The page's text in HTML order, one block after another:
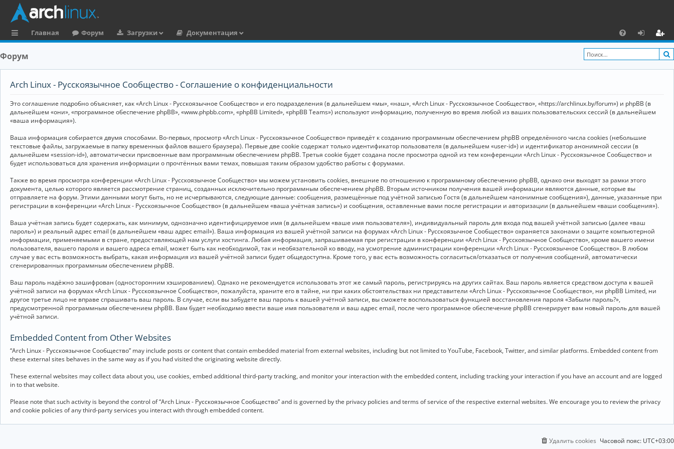
ы
и
Главная Форум Загрузки
Документация
F
A
х
о
ег
и
Форум
Arch Linux - Русскоязычное Сообщество - Соглашение о конфиденциальности
Это соглашение подробно объясняет, как «Arch Linux - Русскоязычное Сообщество» и его подразделения (в дальнейшем «мы», «наш», «Arch Linux - Русскоязычное Сообщество», «https://archlinux.by/forum») и phpBB (в
дальнейшем «они», «программное обеспечение phpBB», «www.phpbb.com», «phpBB Limited», «phpBB Teams») используют информацию, полученную во время любой из ваших пользовательских сессий (в дальнейшем
«ваша информация»).
Ваша информация собирается двумя способами. Во-первых, просмотр «Arch Linux - Русскоязычное Сообщество» приведёт к созданию программным обеспечением phpBB определённого числа cookies (небольшие
текстовые файлы, загружаемые в папку временных файлов вашего браузера). Первые две cookie содержат только идентификатор пользователя (в дальнейшем «user-id») и идентификатор анонимной сессии (в
дальнейшем «session-id»), автоматически присвоенные вам программным обеспечением phpBB. Третья cookie будет создана после просмотра одной из тем конференции «Arch Linux - Русскоязычное Сообщество» и
будет использоваться для хранения информации о прочтённых вами темах, повышая таким образом удобство работы с форумами.
Также во время просмотра конференции «Arch Linux - Русскоязычное Сообщество» мы можем установить cookies, внешние по отношению к программному обеспечению phpBB, однако они выходят за рамки этого
документа, целью которого является рассмотрение страниц, созданных исключительно программным обеспечением phpBB. Вторым источником получения вашей информации являются данные, которые вы
отправляете на форум. Этими данными могут быть, но не исчерпываются, следующие данные: сообщения, размещённые под учётной записью Гостя (в дальнейшем «анонимные сообщения»), данные, указанные при
регистрации в конференции «Arch Linux - Русскоязычное Сообщество» (в дальнейшем «ваша учётная запись») и сообщения, оставленные вами после регистрации и авторизации (в дальнейшем «ваши сообщения»).
Ваша учётная запись будет содержать, как минимум, однозначно идентифицируемое имя (в дальнейшем «ваше имя пользователя»), индивидуальный пароль для входа под вашей учётной записью (далее «ваш
пароль») и реальный адрес email (в дальнейшем «ваш адрес email»). Ваша информация из вашей учётной записи на форумах «Arch Linux - Русскоязычное Сообщество» охраняется законами о защите компьютерной
информации, применяемыми в стране, предоставляющей нам услуги хостинга. Любая информация, запрашиваемая при регистрации в конференции «Arch Linux - Русскоязычное Сообщество», кроме вашего имени
пользователя, вашего пароля и вашего адреса email, может быть как необходимой, так и необязательной ко вводу, на усмотрение администрации конференции «Arch Linux - Русскоязычное Сообщество». В любом
случае у вас есть возможность выбрать, какая информация из вашей учётной записи будет общедоступна. Кроме того, у вас есть возможность согласиться/отказаться от получения сообщений, автоматически
сгенерированных программным обеспечением phpBB.
Ваш пароль надёжно зашифрован (односторонним хэшированием). Однако не рекомендуется использовать этот же самый пароль, регистрируясь на других сайтах. Ваш пароль является средством доступа к вашей
учётной записи на форумах «Arch Linux - Русскоязычное Сообщество», пожалуйста, храните его в тайне, ни при каких обстоятельствах ни представители «Arch Linux - Русскоязычное Сообщество», ни phpBB Limited, ни
другое третье лицо не вправе спрашивать ваш пароль. В случае, если вы забудете ваш пароль к вашей учётной записи, вы сможете воспользоваться функцией восстановления пароля «Забыли пароль?»,
предусмотренной программным обеспечением phpBB. Вам будет необходимо ввести ваше имя пользователя и ваш адрес email, после чего программное обеспечение phpBB сгенерирует вам новый пароль для вашей
учётной записи.
Embedded Content from Other Websites
“Arch Linux - Русскоязычное Сообщество” may include posts or content that contain embedded material from external websites, including but not limited to YouTube, Facebook, Twitter, and similar platforms. Embedded content from
these external sites behaves in the same way as if you had visited the originating website directly.
These external websites may collect data about you, use cookies, embed additional third-party tracking, and monitor your interaction with the embedded content, including tracking your interaction if you have an account and are logged
in to that website.
Please note that such activity is beyond the control of “Arch Linux - Русскоязычное Сообщество” and is governed by the privacy policies and terms of service of the respective external websites. We encourage you to review the privacy
and cookie policies of any third-party services you interact with through embedded content.
Часовой пояс: UTC+03:00
Удалить cookies